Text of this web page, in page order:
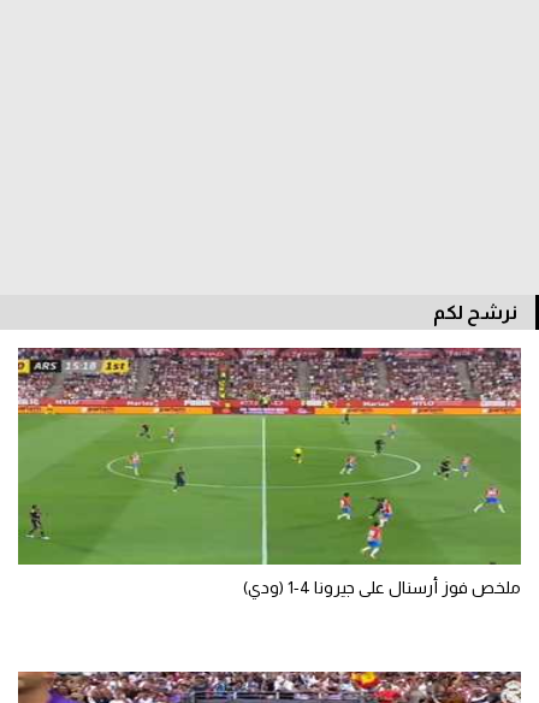
الكرة الأوروبية
الكرة الإفريقية
منتخب مصر
سعودي في الجول
الدوري الإنجليزي
القسم الثاني
نرشح لكم
ملخص فوز أرسنال على جيرونا 4-1 (ودي)